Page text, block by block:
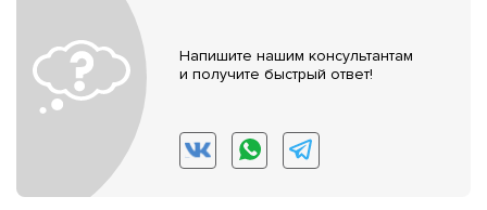
Напишите нашим консультантам
и получите быстрый ответ!